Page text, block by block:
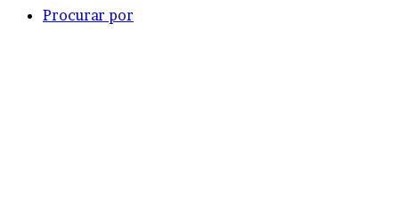
Procurar por